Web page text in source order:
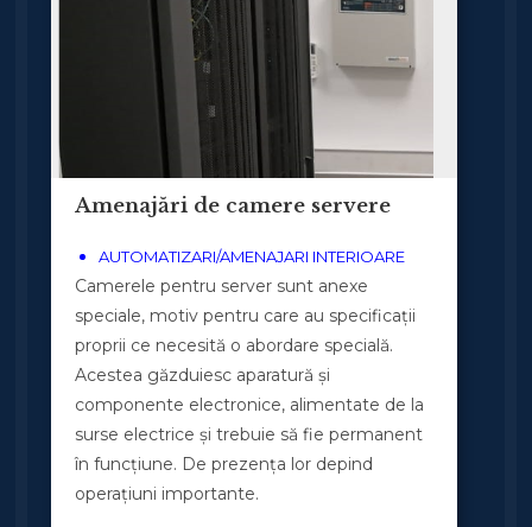
Amenajări de camere servere
AUTOMATIZARI/AMENAJARI INTERIOARE
Camerele pentru server sunt anexe
speciale, motiv pentru care au specificații
proprii ce necesită o abordare specială.
Acestea găzduiesc aparatură și
componente electronice, alimentate de la
surse electrice și trebuie să fie permanent
în funcțiune. De prezența lor depind
operațiuni importante.